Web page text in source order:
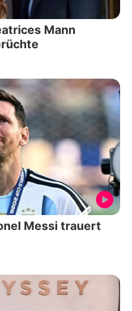
Mann
Messi trauert